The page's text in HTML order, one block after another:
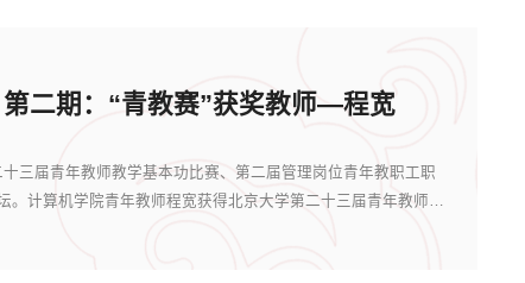
第二期：“青教赛”获奖教师—程宽
届青年教师教学基本功比赛、第二届管理岗位青年教职工职
。计算机学院青年教师程宽获得北京大学第二十三届青年教师教